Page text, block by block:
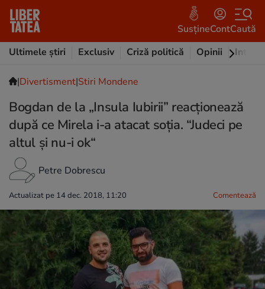
SusțineContCaută
Ultimele știri
Exclusiv Criză politică Opinii
|Divertisment|Stiri Mondene
Bogdan de la „Insula Iubirii” reacționează
după ce Mirela i-a atacat soția. “Judeci pe
altul și nu-i ok“
Petre Dobrescu
Actualizat pe 14 dec. 2018, 11:20 Comentează